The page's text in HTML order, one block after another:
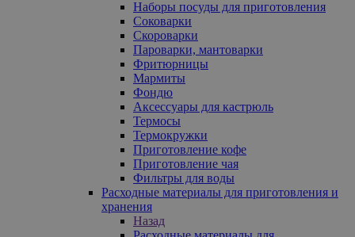
Наборы посуды для приготовления
Соковарки
Скороварки
Пароварки, мантоварки
Фритюрницы
Мармиты
Фондю
Аксессуары для кастрюль
Термосы
Термокружки
Приготовление кофе
Приготовление чая
Фильтры для воды
Расходные материалы для приготовления и
хранения
Назад